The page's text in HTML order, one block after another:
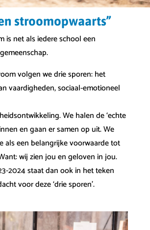
stroomopwaarts”
is net als iedere school een
volgen we drie sporen: het
vaardigheden, sociaal-emotioneel
We halen de ‘echte
en gaan er samen op uit. We
als een belangrijke voorwaarde tot
wij zien jou en geloven in jou.
2024 staat dan ook in het teken
voor deze ‘drie sporen’.